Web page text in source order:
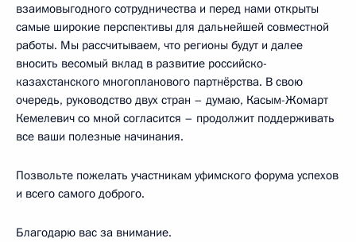
взаимовыгодного сотрудничества и перед нами открыты
самые широкие перспективы для дальнейшей совместной
работы. Мы рассчитываем, что регионы будут и далее
вносить весомый вклад в развитие российско-
казахстанского многопланового партнёрства. В свою
очередь, руководство двух стран – думаю, Касым-Жомарт
Кемелевич со мной согласится – продолжит поддерживать
все ваши полезные начинания.
Позвольте пожелать участникам уфимского форума успехов
и всего самого доброго.
Благодарю вас за внимание.